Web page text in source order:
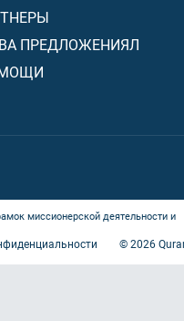
ПРЕДЛОЖЕНИЯЛ
миссионерской деятельности и
©2026